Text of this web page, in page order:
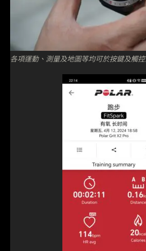
各項運動、測量及地圖等均可於按鍵及觸